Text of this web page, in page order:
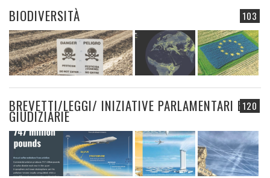
103
BIODIVERSITÀ
120
BREVETTI/LEGGI/ INIZIATIVE PARLAMENTARI E
GIUDIZIARIE